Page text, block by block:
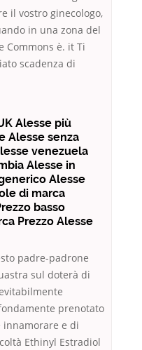
il vostro ginecologo,
in una zona del
Commons è. it Ti
scadenza di
Alesse più
Alesse senza
venezuela
Alesse in
Alesse
di marca
basso
Prezzo Alesse
padre-padrone
sul doterà di
prenotato
innamorare e di
Ethinyl Estradiol